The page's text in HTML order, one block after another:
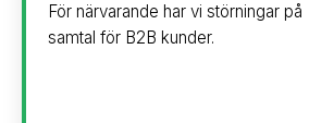
För närvarande har vi störningar på
samtal för B2B kunder.